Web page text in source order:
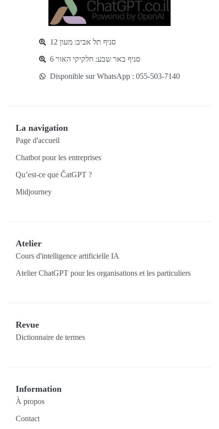
סניף תל אביב: מעון 12
סניף באר שבע: חלקיקי האור 6
Disponible sur WhatsApp : 055-503-7140
La navigation
Page d'accueil
Chatbot pour les entreprises
Qu’est-ce que ČatGPT ?
Midjourney
Atelier
Cours d'intelligence artificielle IA
Atelier ChatGPT pour les organisations et les particuliers
Revue
Dictionnaire de termes
Information
À propos
Contact